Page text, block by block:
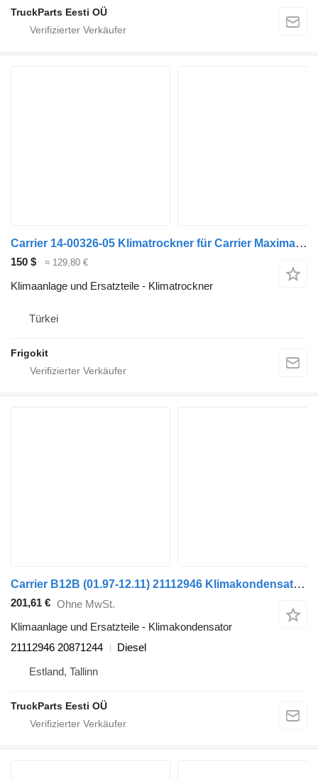
TruckParts Eesti OÜ
Carrier 14-00326-05 Klimatrockner für Carrier Maxima Kühlaggregat
150 $ ≈ 129,80 €
Klimaanlage und Ersatzteile - Klimatrockner
Türkei
Frigokit
Carrier B12B (01.97-12.11) 21112946 Klimakondensator für Volvo B6, B7, B9, B10, B12 bus (1978-2011)
201,61 € Ohne MwSt.
Klimaanlage und Ersatzteile - Klimakondensator
21112946 20871244
Diesel
Estland, Tallinn
TruckParts Eesti OÜ